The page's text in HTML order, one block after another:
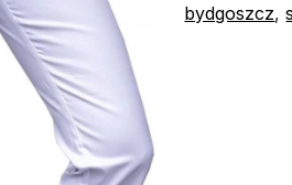
bydgoszcz,